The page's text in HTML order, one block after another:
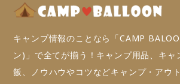
キャンプ情報のことなら「CAMP
ン)」で全てが揃う！キャンプ用品、キャ
飯、ノウハウやコツなどキャンプ・アウ